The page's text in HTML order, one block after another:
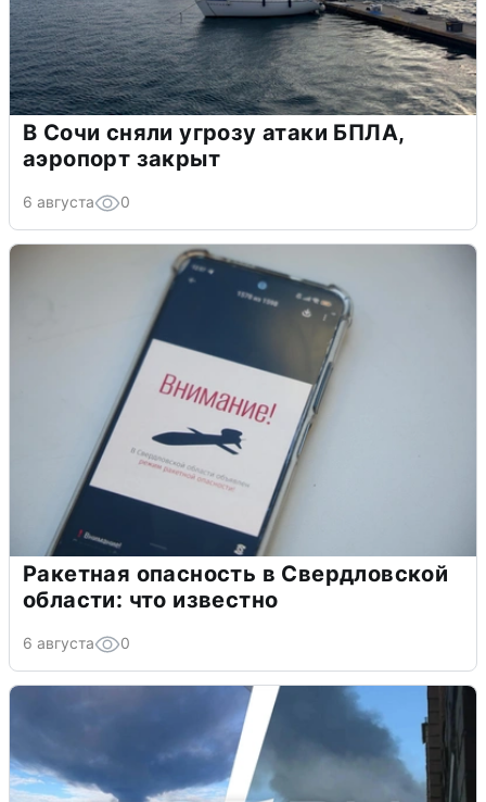
В Сочи сняли угрозу атаки БПЛА,
аэропорт закрыт
6 августа 0
Ракетная опасность в Свердловской
области: что известно
6 августа 0